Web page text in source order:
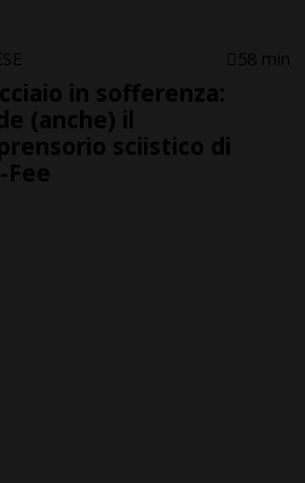
58 min
in sofferenza:
(anche) il
sciistico di
Fee